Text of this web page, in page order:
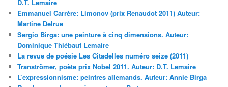
D.T. Lemaire
Emmanuel Carrère: Limonov (prix Renaudot 2011) Auteur:
Martine Delrue
Sergio Birga: une peinture à cinq dimensions. Auteur:
Dominique Thiébaut Lemaire
La revue de poésie Les Citadelles numéro seize (2011)
Tranströmer, poète prix Nobel 2011. Auteur: D.T. Lemaire
L’expressionnisme: peintres allemands. Auteur: Annie Birga